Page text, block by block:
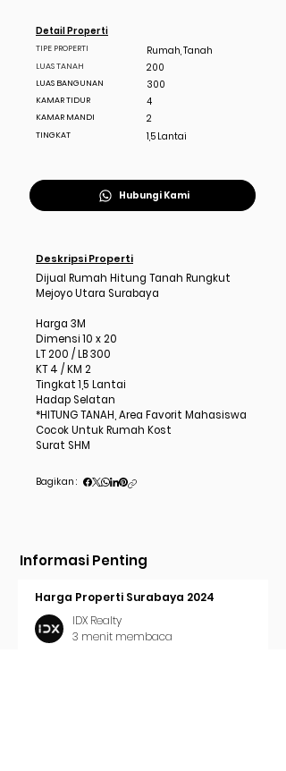
Detail Properti
TIPE PROPERTI
LUAS TANAH
LUAS BANGUNAN
KAMAR TIDUR
KAMAR MANDI
TINGKAT
Rumah, Tanah
200
300
4
2
1,5 Lantai
Hubungi Kami
Deskripsi Properti
Dijual Rumah Hitung Tanah Rungkut
Mejoyo Utara Surabaya
Harga 3M
Dimensi 10 x 20
LT 200 / LB 300
KT 4 / KM 2
Tingkat 1,5 Lantai
Hadap Selatan
*HITUNG TANAH, Area Favorit Mahasiswa
Cocok Untuk Rumah Kost
Surat SHM
Bagikan :
Informasi Penting
Harga Properti Surabaya 2024
IDX Realty
3 menit membaca